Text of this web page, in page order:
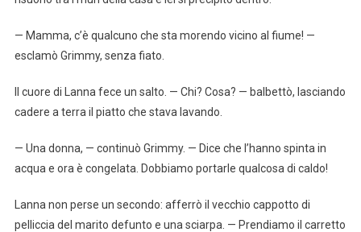
— Mamma, c’è qualcuno che sta morendo vicino al fiume! —
esclamò Grimmy, senza fiato.
Il cuore di Lanna fece un salto. — Chi? Cosa? — balbettò, lasciando
cadere a terra il piatto che stava lavando.
— Una donna, — continuò Grimmy. — Dice che l’hanno spinta in
acqua e ora è congelata. Dobbiamo portarle qualcosa di caldo!
Lanna non perse un secondo: afferrò il vecchio cappotto di
pelliccia del marito defunto e una sciarpa. — Prendiamo il carretto